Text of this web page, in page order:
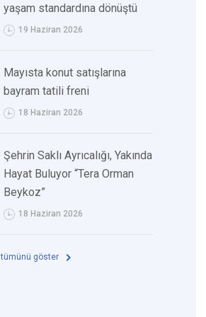
yaşam standardına dönüştü
19 Haziran 2026
Mayısta konut satışlarına
bayram tatili freni
18 Haziran 2026
Şehrin Saklı Ayrıcalığı, Yakında
Hayat Buluyor “Tera Orman
Beykoz”
18 Haziran 2026
tümünü göster